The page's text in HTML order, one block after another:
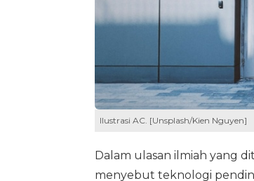
Ilustrasi AC. [Unsplash/Kien Nguyen]
Dalam ulasan ilmiah yang
menyebut teknologi